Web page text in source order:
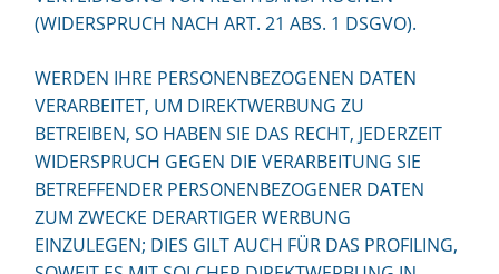
(WIDERSPRUCH NACH ART. 21 ABS. 1 DSGVO).
WERDEN IHRE PERSONENBEZOGENEN DATEN
VERARBEITET, UM DIREKTWERBUNG ZU
BETREIBEN, SO HABEN SIE DAS RECHT, JEDERZEIT
WIDERSPRUCH GEGEN DIE VERARBEITUNG SIE
BETREFFENDER PERSONENBEZOGENER DATEN
ZUM ZWECKE DERARTIGER WERBUNG
EINZULEGEN; DIES GILT AUCH FÜR DAS PROFILING,